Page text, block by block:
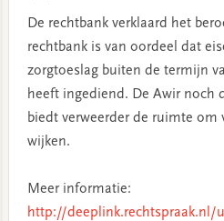
De rechtbank verklaard het
rechtbank is van oordeel dat
zorgtoeslag buiten de termijn
heeft ingediend. De Awir noch
biedt verweerder de ruimte om
wijken.
Meer informatie:
http://deeplink.rechtspraak.nl/